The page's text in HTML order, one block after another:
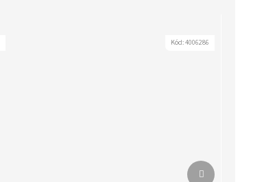
Kód:4006286
Další produkt